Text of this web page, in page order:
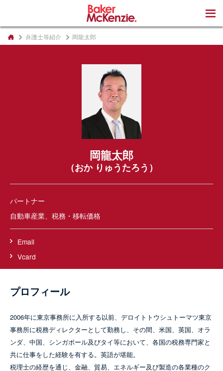
弁護士等紹介 岡龍太郎
岡龍太郎
（おか りゅうたろう）
パートナー
自動車産業、税務・移転価格
Email
Vcard
プロフィール
2006年に東京事務所に入所する以前、デロイトトウシュトーマツ東京
事務所に税務ディレクターとして勤務し、その間、米国、英国、オラ
ンダ、中国、シンガポール及びタイ等において、各国の税務専門家と
共に仕事をした経験を有する。英語が堪能。
税理士の経歴を通じ、金融、貿易、エネルギー及び製造の各業種のク